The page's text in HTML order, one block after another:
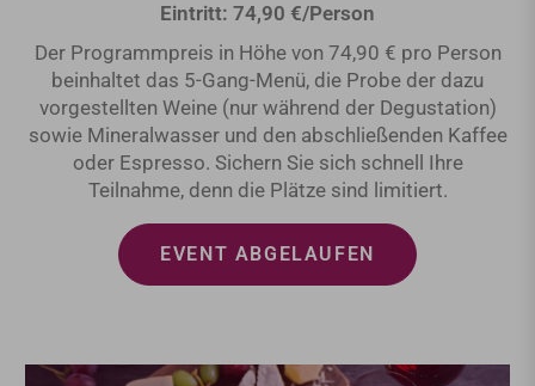
Eintritt: 74,90 €/Person
Der Programmpreis in Höhe von 74,90 € pro Person
beinhaltet das 5-Gang-Menü, die Probe der dazu
vorgestellten Weine (nur während der Degustation)
sowie Mineralwasser und den abschließenden Kaffee
oder Espresso. Sichern Sie sich schnell Ihre
Teilnahme, denn die Plätze sind limitiert.
EVENT ABGELAUFEN